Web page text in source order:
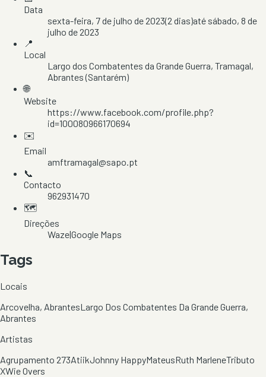
Data
sexta-feira, 7 de julho de 2023(2 dias)até sábado, 8 de
julho de 2023
📍
Local
Largo dos Combatentes da Grande Guerra, Tramagal,
Abrantes(Santarém)
🌐
Website
https://www.facebook.com/profile.php?
id=100080966170694
✉️
Email
amftramagal@sapo.pt
📞
Contacto
962931470
🗺️
Direções
Waze|Google Maps
Tags
Locais
Arcovelha, AbrantesLargo Dos Combatentes Da Grande Guerra,
Abrantes
Artistas
Agrupamento 273AtiikJohnny HappyMateusRuth MarleneTributo
XWie Overs